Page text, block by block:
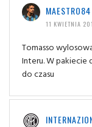
MAESTRO84
11 KWIETNIA
Tomasso
Interu. W pakiecie
do czasu